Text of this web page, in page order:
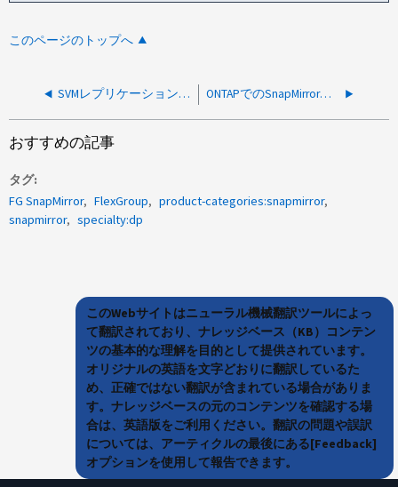
このページのトップへ
SVMレプリケーションのスペースを増やしているときにエラーが発生しました ONTAPでのSnapMirrorディザスタリカバリ（DR）テストおよびリバースSnapMirrorの手順
おすすめの記事
タグ
FG SnapMirror
FlexGroup
product-categories:snapmirror
snapmirror
specialty:dp
このWebサイトはニューラル機械翻訳ツールによっ
て翻訳されており、ナレッジベース（KB）コンテン
ツの基本的な理解を目的として提供されています。
オリジナルの英語を文字どおりに翻訳しているた
め、正確ではない翻訳が含まれている場合がありま
す。ナレッジベースの元のコンテンツを確認する場
合は、英語版をご利用ください。翻訳の問題や誤訳
については、アーティクルの最後にある[Feedback]
オプションを使用して報告できます。